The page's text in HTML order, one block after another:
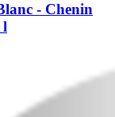
-​ Chenin
l